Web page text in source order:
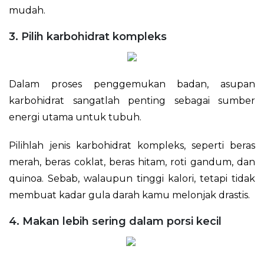
mudah.
3. Pilih karbohidrat kompleks
Dalam proses penggemukan badan, asupan
karbohidrat sangatlah penting sebagai sumber
energi utama untuk tubuh.
Pilihlah jenis karbohidrat kompleks, seperti beras
merah, beras coklat, beras hitam, roti gandum, dan
quinoa. Sebab, walaupun tinggi kalori, tetapi tidak
membuat kadar gula darah kamu melonjak drastis.
4. Makan lebih sering dalam porsi kecil